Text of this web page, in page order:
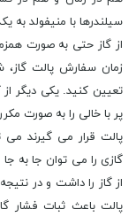
سیلندرها با منیفولد به
از گاز حتی به صورت
زمان سفارش پالت گاز،
تعیین کنید. یکی دیگر
پر با خالی را به صورت
پالت قرار می گیرند می
گازی را می توان جا به
از گاز را داشت و در
پالت باعث ثبات فشار